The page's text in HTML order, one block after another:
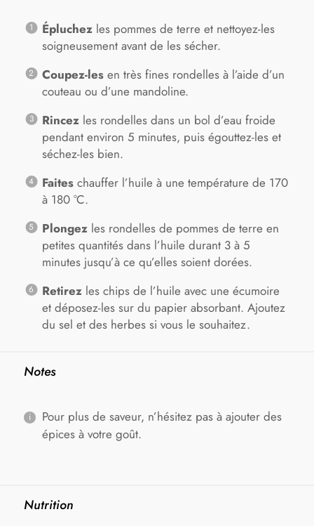
Épluchezles pommes de terre et nettoyez-les
soigneusement avant de les sécher.
Coupez-lesen très fines rondelles à l’aide d’un
couteau ou d’une mandoline.
Rincezles rondelles dans un bol d’eau froide
pendant environ 5 minutes, puis égouttez-les et
séchez-les bien.
Faiteschauffer l’huile à une température de 170
à 180 °C.
Plongezles rondelles de pommes de terre en
petites quantités dans l’huile durant 3 à 5
minutes jusqu’à ce qu’elles soient dorées.
Retirezles chips de l’huile avec une écumoire
et déposez-les sur du papier absorbant. Ajoutez
du sel et des herbes si vous le souhaitez.
Notes
Pour plus de saveur, n’hésitez pas à ajouter des
épices à votre goût.
Nutrition